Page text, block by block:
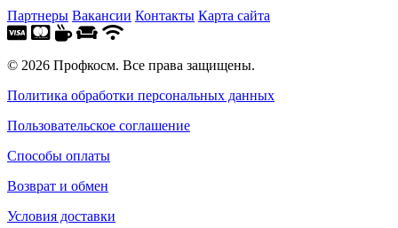
Партнеры Вакансии Контакты Карта сайта
© 2026 Профкосм. Все права защищены.
Политика обработки персональных данных
Пользовательское соглашение
Способы оплаты
Возврат и обмен
Условия доставки